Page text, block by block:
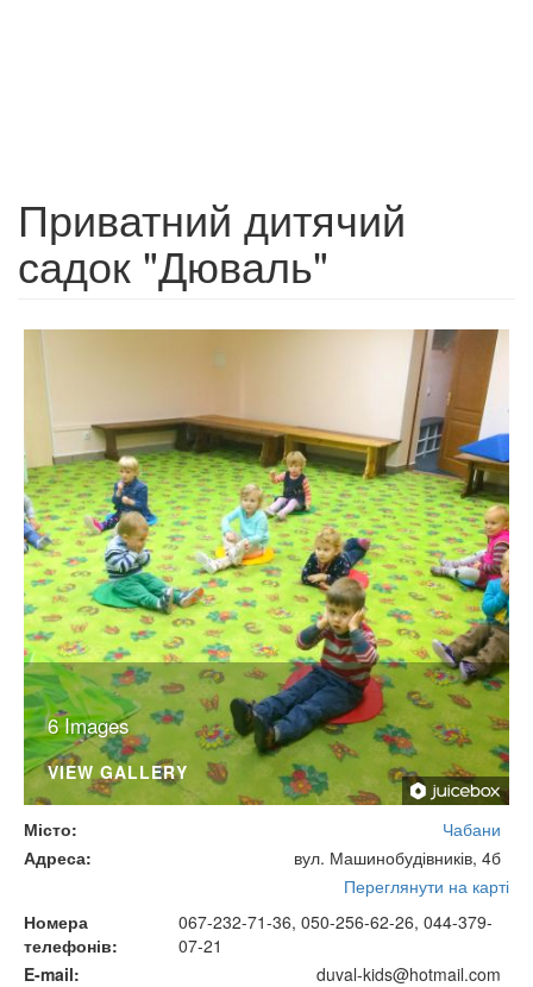
Приватний дитячий
садок "Дюваль"
6 Images
VIEW GALLERY
Місто
Чабани
Адреса
вул. Машинобудівників, 4б
Переглянути на карті
Номера
телефонів
067-232-71-36, 050-256-62-26, 044-379-
07-21
E-mail
duval-kids@hotmail.com